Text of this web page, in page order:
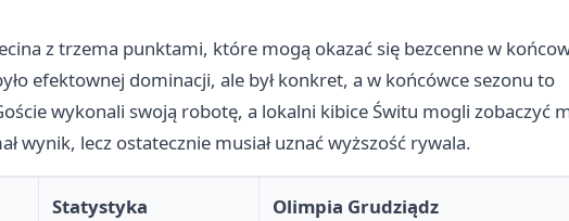
z trzema punktami, które mogą okazać się bezcenne w
efektownej dominacji, ale był konkret, a w końcówce sezonu to
wykonali swoją robotę, a lokalni kibice Świtu mogli zobaczyć
wynik, lecz ostatecznie musiał uznać wyższość rywala.
Statystyka Olimpia Grudziądz